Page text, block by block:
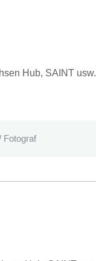
Hub, SAINT